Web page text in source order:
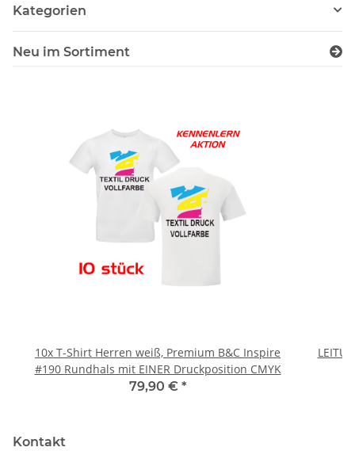
Kategorien
Neu im Sortiment
10x T-Shirt Herren weiß, Premium B&C Inspire
#190 Rundhals mit EINER Druckposition CMYK
79,90 € *
Kontakt